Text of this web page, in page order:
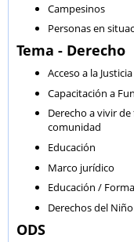
Campesinos
Personas en
Tema - Derecho
Acceso a la Justicia
Capacitación a
Derecho a vivir
comunidad
Educación
Marco jurídico
Educación /
Derechos del Niño
ODS